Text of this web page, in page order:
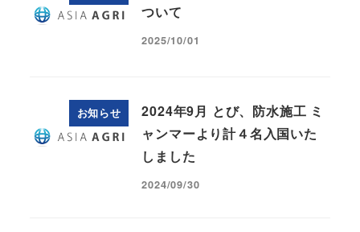
ついて
2025/10/01
お知らせ
2024年9月 とび、防水施工 ミ
ャンマーより計４名入国いた
しました
2024/09/30